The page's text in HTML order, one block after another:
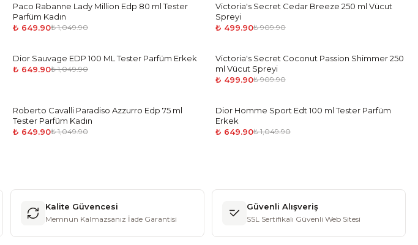
-38 %
Paco Rabanne Lady Million Edp 80 ml Tester
Parfüm Kadın
₺ 649.90₺ 1,049.90
-45%
Victoria's Secret Cedar Breeze 250 ml Vücut
Spreyi
₺ 499.90₺ 909.90
-38%
Dior Sauvage EDP 100 ML Tester Parfüm Erkek
₺ 649.90₺ 1,049.90
-45%
Victoria's Secret Coconut Passion Shimmer 250
ml Vücut Spreyi
₺ 499.90₺ 909.90
-38%
Roberto Cavalli Paradiso Azzurro Edp 75 ml
Tester Parfüm Kadın
₺ 649.90₺ 1,049.90
-38%
Dior Homme Sport Edt 100 ml Tester Parfüm
Erkek
₺ 649.90₺ 1,049.90
Kalite Güvencesi
Memnun Kalmazsanız İade Garantisi
Güvenli Alışveriş
SSL Sertifikalı Güvenli Web Sitesi